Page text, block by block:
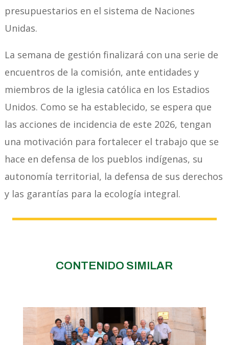
presupuestarios en el sistema de Naciones
Unidas.
La semana de gestión finalizará con una serie de
encuentros de la comisión, ante entidades y
miembros de la iglesia católica en los Estadios
Unidos. Como se ha establecido, se espera que
las acciones de incidencia de este 2026, tengan
una motivación para fortalecer el trabajo que se
hace en defensa de los pueblos indígenas, su
autonomía territorial, la defensa de sus derechos
y las garantías para la ecología integral.
CONTENIDO SIMILAR